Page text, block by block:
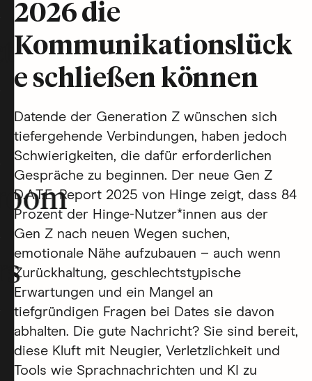
2026 die
Kommunikationslück
e schließen können
Datende der Generation Z wünschen sich
tiefergehende Verbindungen, haben jedoch
Schwierigkeiten, die dafür erforderlichen
Gespräche zu beginnen. Der neue Gen Z
D.A.T.E. Report 2025 von Hinge zeigt, dass 84
Prozent der Hinge-Nutzer*innen aus der
Gen Z nach neuen Wegen suchen,
emotionale Nähe aufzubauen – auch wenn
Zurückhaltung, geschlechtstypische
Erwartungen und ein Mangel an
tiefgründigen Fragen bei Dates sie davon
abhalten. Die gute Nachricht? Sie sind bereit,
diese Kluft mit Neugier, Verletzlichkeit und
Tools wie Sprachnachrichten und KI zu